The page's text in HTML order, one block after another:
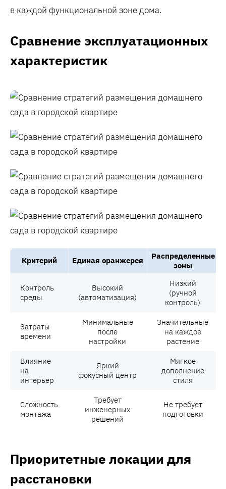
в каждой функциональной зоне дома.
Сравнение эксплуатационных
характеристик
Критерий Единая оранжерея
Распределенные
зоны
Контроль
среды
Высокий
(автоматизация)
Низкий
(ручной
контроль)
Затраты
времени
Минимальные
после
настройки
Значительные
на каждое
растение
Влияние
на
интерьер
Яркий
фокусный центр
Мягкое
дополнение
стиля
Сложность
монтажа
Требует
инженерных
решений
Не требует
подготовки
Приоритетные локации для
расстановки